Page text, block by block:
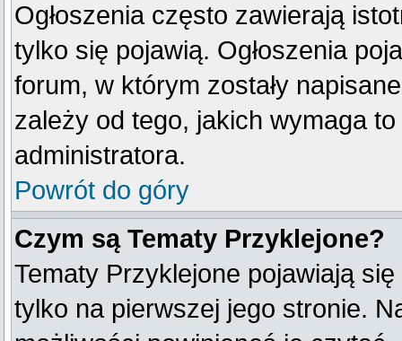
Ogłoszenia często zawierają
tylko się pojawią. Ogłoszenia
forum, w którym zostały
zależy od tego, jakich wymaga
administratora.
Powrót do góry
Czym są Tematy Przyklejone?
Tematy Przyklejone pojawiają
tylko na pierwszej jego stronie.